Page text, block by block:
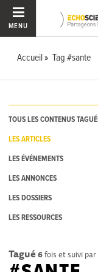
MENU
Accueil Tag #sante
TOUS LES CONTENUS
LES ARTICLES
LES ÉVÉNEMENTS
LES ANNONCES
LES DOSSIERS
LES RESSOURCES
Tagué 6fois et suivi par